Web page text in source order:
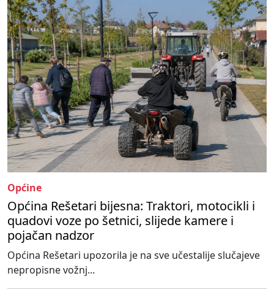
Općine
Općina Rešetari bijesna: Traktori, motocikli i
quadovi voze po šetnici, slijede kamere i
pojačan nadzor
Općina Rešetari upozorila je na sve učestalije slučajeve
nepropisne vožnj...